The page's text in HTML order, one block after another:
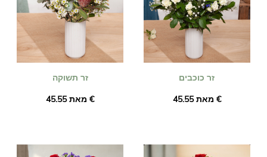
זר תשוקה
מאת ‏45.55 €
זר כוכבים
מאת ‏45.55 €